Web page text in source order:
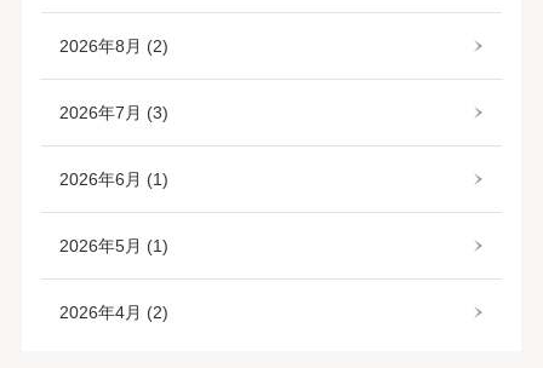
2026年8月 (2)
2026年7月 (3)
2026年6月 (1)
2026年5月 (1)
2026年4月 (2)